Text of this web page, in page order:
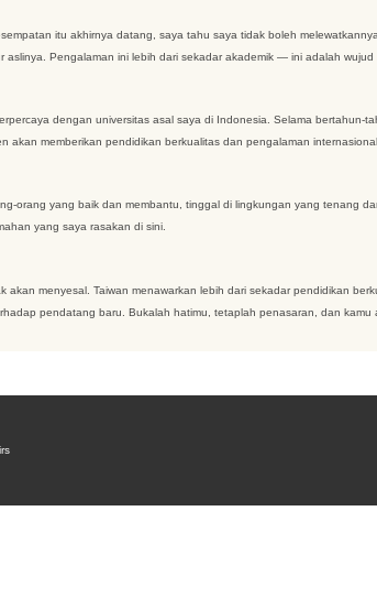
itu akhirnya datang, saya tahu saya tidak boleh
Pengalaman ini lebih dari sekadar akademik — ini adalah wujud
dengan universitas asal saya di Indonesia. Selama bertahun-
memberikan pendidikan berkualitas dan pengalaman
orang yang baik dan membantu, tinggal di lingkungan yang tenang
yang saya rasakan di sini.
menyesal. Taiwan menawarkan lebih dari sekadar pendidikan
pendatang baru. Bukalah hatimu, tetaplah penasaran, dan kamu